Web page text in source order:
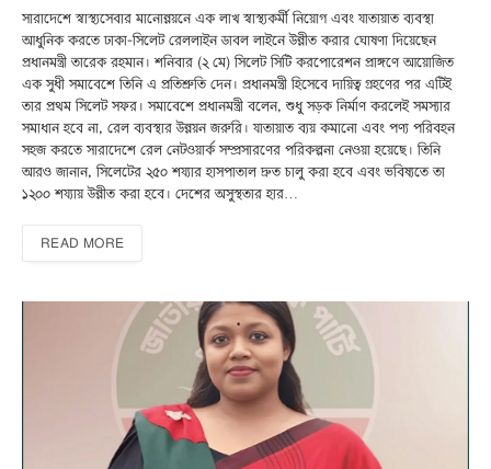
সারাদেশে স্বাস্থ্যসেবার মানোন্নয়নে এক লাখ স্বাস্থ্যকর্মী নিয়োগ এবং যাতায়াত ব্যবস্থা
আধুনিক করতে ঢাকা-সিলেট রেললাইন ডাবল লাইনে উন্নীত করার ঘোষণা দিয়েছেন
প্রধানমন্ত্রী তারেক রহমান। শনিবার (২ মে) সিলেট সিটি করপোরেশন প্রাঙ্গণে আয়োজিত
এক সুধী সমাবেশে তিনি এ প্রতিশ্রুতি দেন। প্রধানমন্ত্রী হিসেবে দায়িত্ব গ্রহণের পর এটিই
তার প্রথম সিলেট সফর। সমাবেশে প্রধানমন্ত্রী বলেন, শুধু সড়ক নির্মাণ করলেই সমস্যার
সমাধান হবে না, রেল ব্যবস্থার উন্নয়ন জরুরি। যাতায়াত ব্যয় কমানো এবং পণ্য পরিবহন
সহজ করতে সারাদেশে রেল নেটওয়ার্ক সম্প্রসারণের পরিকল্পনা নেওয়া হয়েছে। তিনি
আরও জানান, সিলেটের ২৫০ শয্যার হাসপাতাল দ্রুত চালু করা হবে এবং ভবিষ্যতে তা
১২০০ শয্যায় উন্নীত করা হবে। দেশের অসুস্থতার হার…
READ MORE